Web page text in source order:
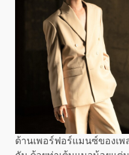
ด้านเพอร์ฟอร์แมนซ์ของเพ